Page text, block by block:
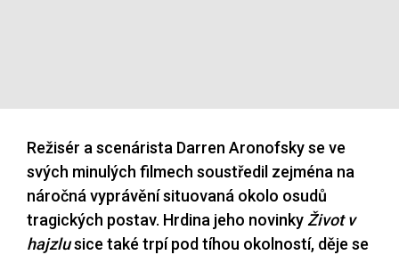
Režisér a scenárista Darren Aronofsky se ve
svých minulých filmech soustředil zejména na
náročná vyprávění situovaná okolo osudů
tragických postav. Hrdina jeho novinkyŽivot v
hajzlusice také trpí pod tíhou okolností, děje se